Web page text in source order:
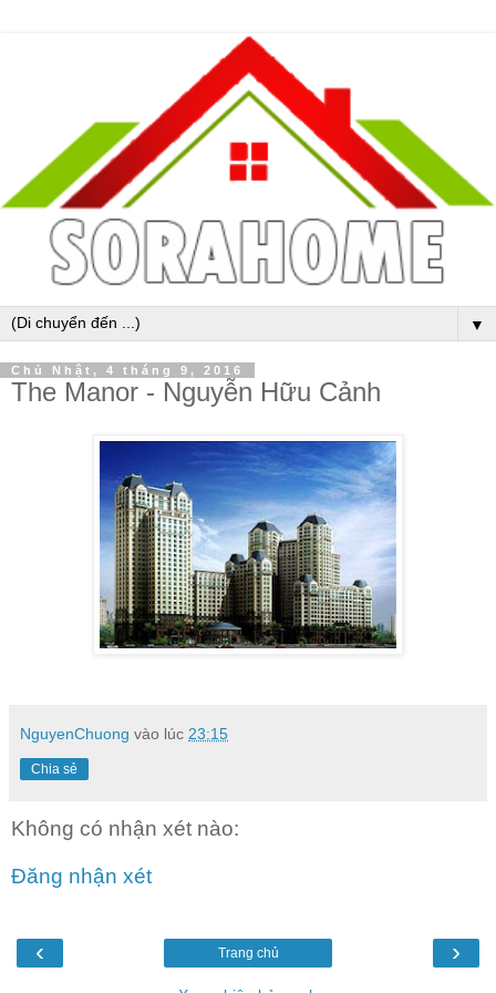
▼
Chủ Nhật, 4 tháng 9, 2016
The Manor - Nguyễn Hữu Cảnh
NguyenChuong vào lúc 23:15
Chia sẻ
Không có nhận xét nào:
Đăng nhận xét
‹ ›
Trang chủ